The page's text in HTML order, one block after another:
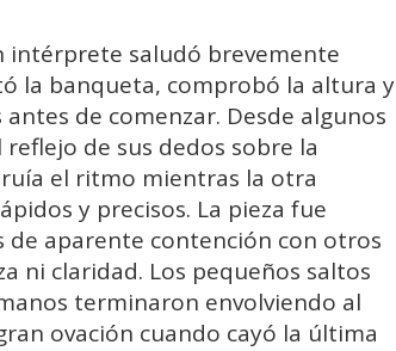
intérprete saludó brevemente
la banqueta, comprobó la altura y
de comenzar. Desde algunos
de sus dedos sobre la
el ritmo mientras la otra
y precisos. La pieza fue
aparente contención con otros
ni claridad. Los pequeños saltos
terminaron envolviendo al
ovación cuando cayó la última